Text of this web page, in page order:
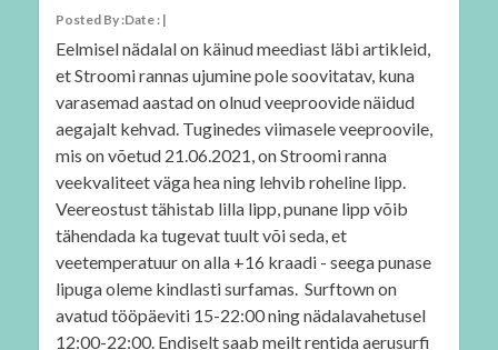
Posted By :Date : |
Eelmisel nädalal on käinud meediast läbi artikleid,
et Stroomi rannas ujumine pole soovitatav, kuna
varasemad aastad on olnud veeproovide näidud
aegajalt kehvad. Tuginedes viimasele veeproovile,
mis on võetud 21.06.2021, on Stroomi ranna
veekvaliteet väga hea ning lehvib roheline lipp.
Veereostust tähistab lilla lipp, punane lipp võib
tähendada ka tugevat tuult või seda, et
veetemperatuur on alla +16 kraadi - seega punase
lipuga oleme kindlasti surfamas. Surftown on
avatud tööpäeviti 15-22:00 ning nädalavahetusel
12:00-22:00. Endiselt saab meilt rentida aerusurfi